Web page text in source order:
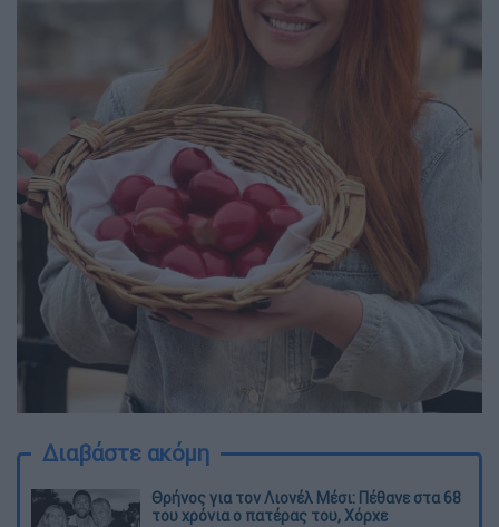
Διαβάστε ακόμη
Θρήνος για τον Λιονέλ Μέσι: Πέθανε στα 68
του χρόνια ο πατέρας του, Χόρχε